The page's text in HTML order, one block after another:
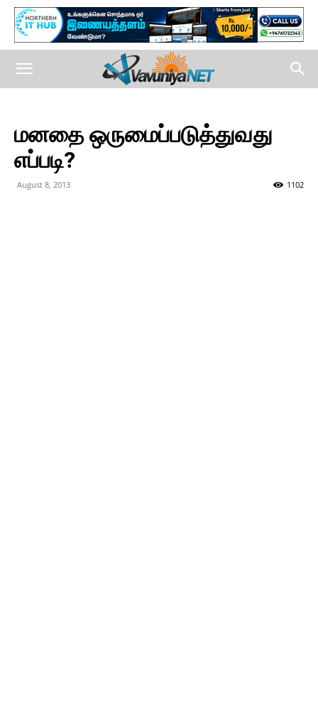
மனதை ஒருமைப்படுத்துவது
எப்படி?
August 8, 2013 1102